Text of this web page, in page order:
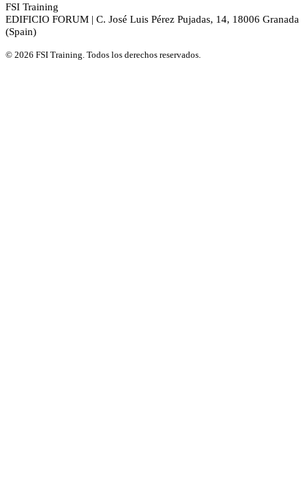
FSI Training
EDIFICIO FORUM | C. José Luis Pérez Pujadas, 14, 18006 Granada
(Spain)
© 2026 FSI Training. Todos los derechos reservados.